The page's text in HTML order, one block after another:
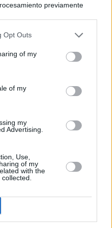
previamente
en cuenta que algún
tiene el derecho de
preferencias se aplicarán
nuevo en este sitio web o
Opt Outs
of my
of my
my
Advertising.
Use,
of my
with the